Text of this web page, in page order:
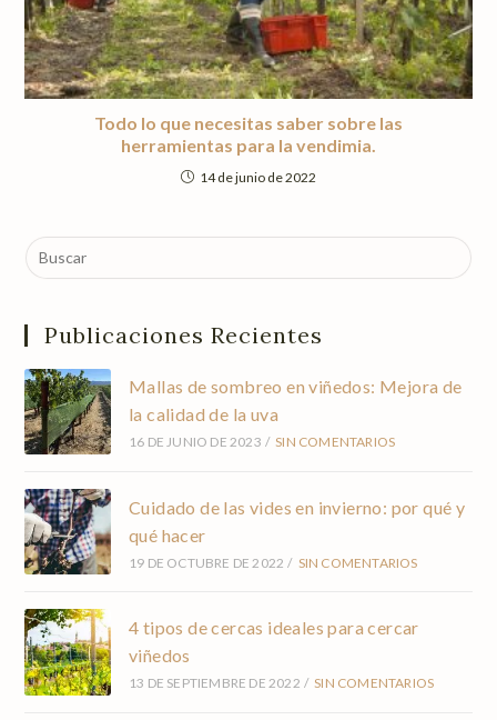
Todo lo que necesitas saber sobre las
herramientas para la vendimia.
14 de junio de 2022
Publicaciones Recientes
Mallas de sombreo en viñedos: Mejora de
la calidad de la uva
16 DE JUNIO DE 2023 / SIN COMENTARIOS
Cuidado de las vides en invierno: por qué y
qué hacer
19 DE OCTUBRE DE 2022 / SIN COMENTARIOS
4 tipos de cercas ideales para cercar
viñedos
13 DE SEPTIEMBRE DE 2022 / SIN COMENTARIOS